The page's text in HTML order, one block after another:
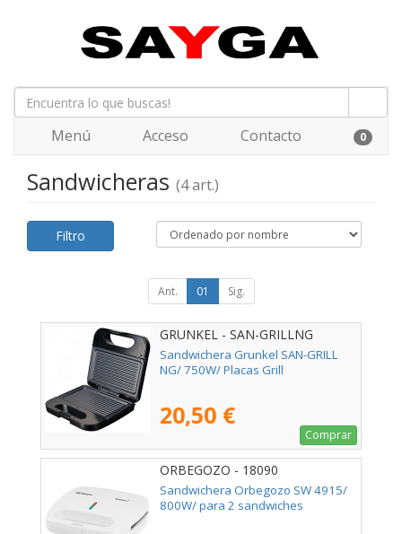
Menú Acceso Contacto 0
Sandwicheras (4 art.)
Filtro
Ant. 01 Sig.
GRUNKEL - SAN-GRILLNG
Sandwichera Grunkel SAN-GRILL
NG/ 750W/ Placas Grill
20,50 €
Comprar
ORBEGOZO - 18090
Sandwichera Orbegozo SW 4915/
800W/ para 2 sandwiches